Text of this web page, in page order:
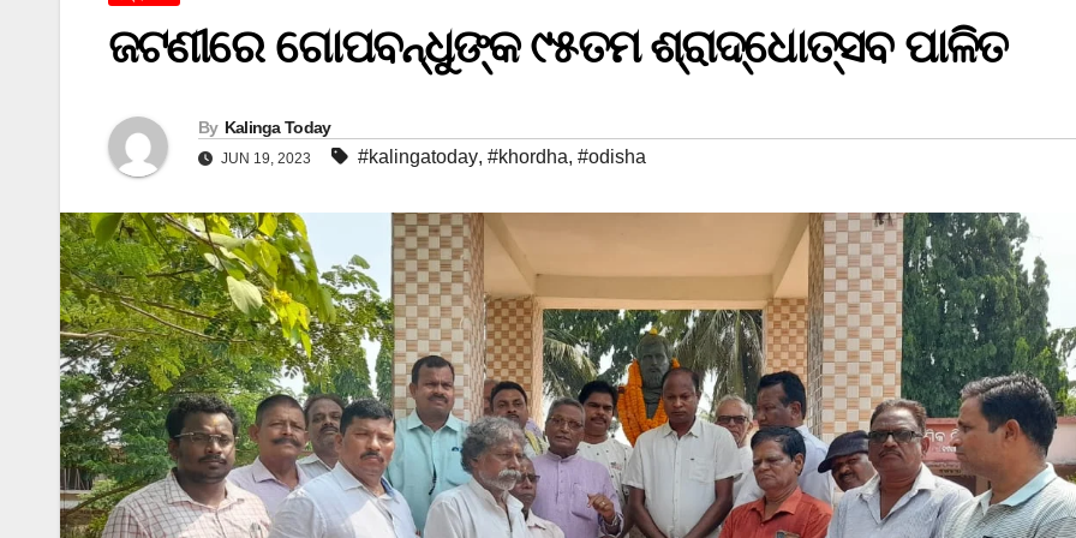
ଜଟଣୀରେ ଗୋପବନ୍ଧୁଙ୍କ ୯୫ତମ ଶ୍ରାଦ୍ଧୋତ୍ସବ ପାଳିତ
By Kalinga Today
JUN 19, 2023 #kalingatoday, #khordha, #odisha